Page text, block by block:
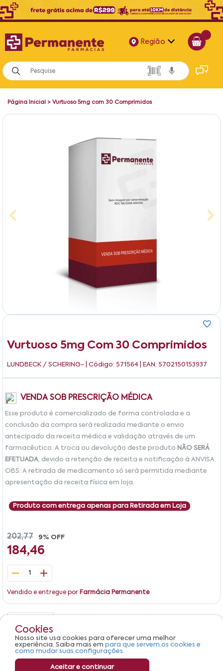
Região
Alagoas
Bahia
Página Inicial > Vurtuoso 5mg com 30 Comprimidos
Vurtuoso 5mg Com 30 Comprimidos
LUNDBECK / SCHERING- | Código: 571564 | EAN: 5702150153937
VENDA SOB PRESCRIÇÃO MÉDICA
Esse produto é comercializado de forma controlada e a
conclusão da compra será realizada mediante o envio
antecipado da receita médica e validação através de um
farmacêutico. A troca ou devolução deste produto NÃO SERÁ
EFETUADA, devido a retenção de receita e notificação à ANVISA.
OBS: A retirada de medicamento só será permitida mediante
apresentação da receita física em loja.
Produto com entrega apenas para Retirada em Loja
202,77 9% OFF
184,46
1
Vendido e entregue por Farmácia Permanente
Produto não apresenta descrição.
Cookies
Nosso site usa cookies para oferecer uma melhor
experiência. Saiba mais em para que servem os cookies e
como mudar suas configurações.
Aceitar e continuar